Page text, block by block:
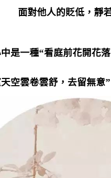
面對他人的貶低，靜
是一種“看庭前花開花
空雲卷雲舒，去留無意